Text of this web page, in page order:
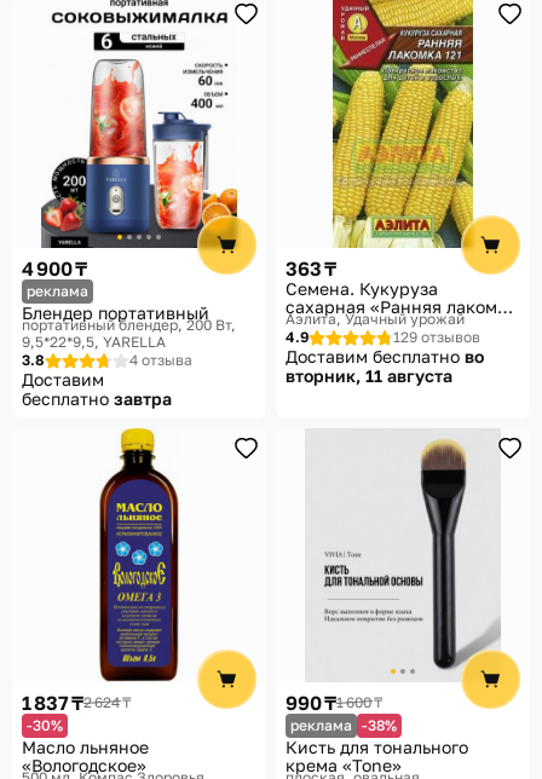
4 900 ₸
реклама
Блендер портативный
портативный блендер, 200 Вт,
9,5*22*9,5 YARELLA
3.8
4 отзыва
Доставим
бесплатно завтра
363 ₸
Семена. Кукуруза
сахарная «Ранняя лакомка
121», 7 г
Аэлита, Удачный урожай
4.9
129 отзывов
Доставим бесплатно во
вторник, 11 августа
1 837 ₸2 624 ₸
-30%
Масло льняное
«Вологодское»
990 ₸1 600 ₸
реклама -38%
Кисть для тонального
крема «Tone»